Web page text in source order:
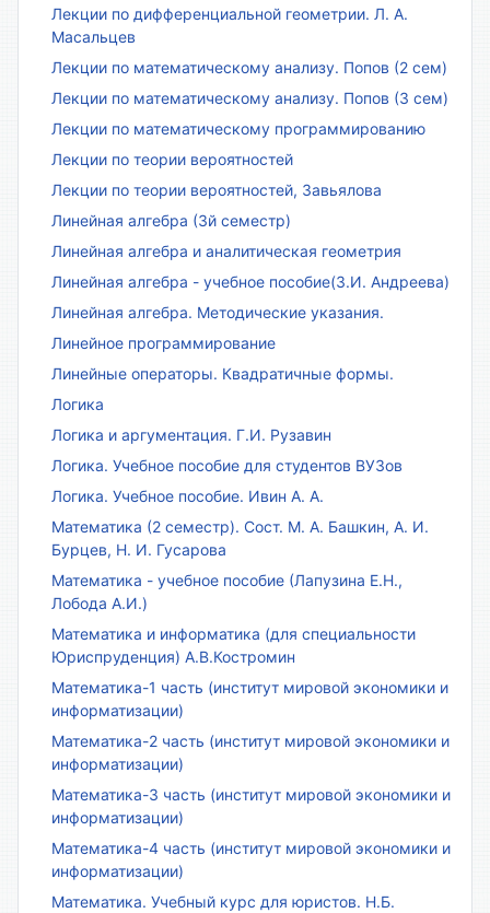
Лекции по дифференциальной геометрии. Л. А.
Масальцев
Лекции по математическому анализу. Попов (2 сем)
Лекции по математическому анализу. Попов (3 сем)
Лекции по математическому программированию
Лекции по теории вероятностей
Лекции по теории вероятностей, Завьялова
Линейная алгебра (3й семестр)
Линейная алгебра и аналитическая геометрия
Линейная алгебра - учебное пособие(З.И. Андреева)
Линейная алгебра. Методические указания.
Линейное программирование
Линейные операторы. Квадратичные формы.
Логика
Логика и аргументация. Г.И. Рузавин
Логика. Учебное пособие для студентов ВУЗов
Логика. Учебное пособие. Ивин А. А.
Математика (2 семестр). Сост. М. А. Башкин, А. И.
Бурцев, Н. И. Гусарова
Математика - учебное пособие (Лапузина Е.Н.,
Лобода А.И.)
Математика и информатика (для специальности
Юриспруденция) А.В.Костромин
Математика-1 часть (институт мировой экономики и
информатизации)
Математика-2 часть (институт мировой экономики и
информатизации)
Математика-3 часть (институт мировой экономики и
информатизации)
Математика-4 часть (институт мировой экономики и
информатизации)
Математика. Учебный курс для юристов. Н.Б.